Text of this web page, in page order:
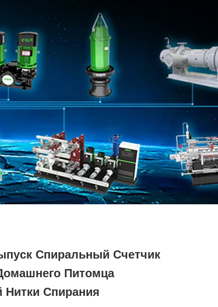
Спиральный Счетчик
Питомца
Нитки Спирания